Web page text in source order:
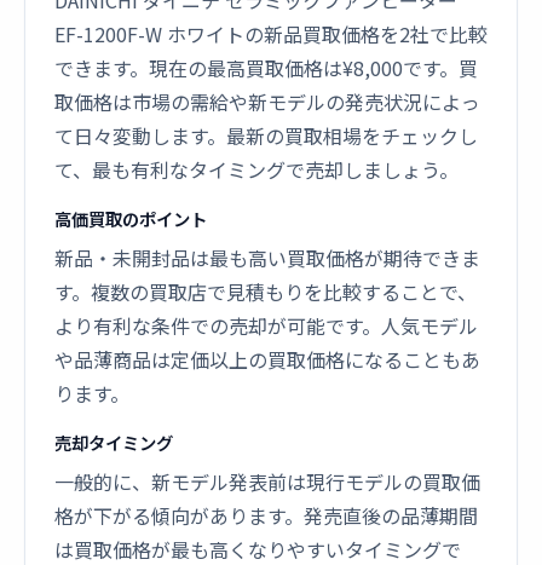
EF-1200F-W ホワイトの新品買取価格を2社で比較
できます。現在の最高買取価格は¥8,000です。買
取価格は市場の需給や新モデルの発売状況によっ
て日々変動します。最新の買取相場をチェックし
て、最も有利なタイミングで売却しましょう。
高価買取のポイント
新品・未開封品は最も高い買取価格が期待できま
す。複数の買取店で見積もりを比較することで、
より有利な条件での売却が可能です。人気モデル
や品薄商品は定価以上の買取価格になることもあ
ります。
売却タイミング
一般的に、新モデル発表前は現行モデルの買取価
格が下がる傾向があります。発売直後の品薄期間
は買取価格が最も高くなりやすいタイミングで